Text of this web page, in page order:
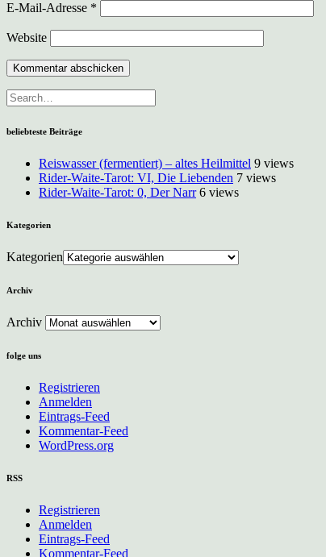
E-Mail-Adresse *
Website
beliebteste Beiträge
Reiswasser (fermentiert) – altes Heilmittel 9 views
Rider-Waite-Tarot: VI, Die Liebenden 7 views
Rider-Waite-Tarot: 0, Der Narr 6 views
Kategorien
Kategorien
Archiv
Archiv
folge uns
Registrieren
Anmelden
Eintrags-Feed
Kommentar-Feed
WordPress.org
RSS
Registrieren
Anmelden
Eintrags-Feed
Kommentar-Feed